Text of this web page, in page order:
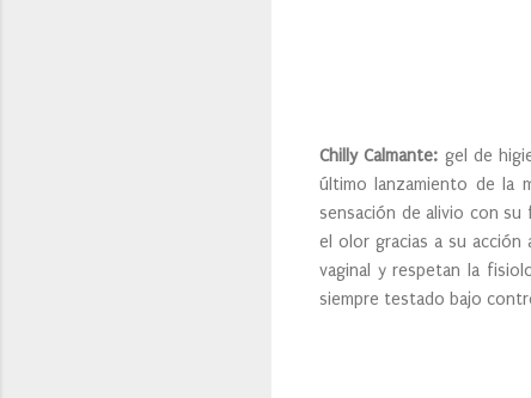
Chilly Calmante: gel de
último lanzamiento de la
sensación de alivio con su
el olor gracias a su acción
vaginal y respetan la
siempre testado bajo